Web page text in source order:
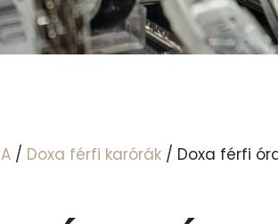
/ Doxa férfi karórák / Doxa férfi óra